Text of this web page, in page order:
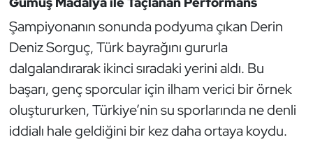
Şampiyonanın sonunda podyuma çıkan Derin
Deniz Sorguç, Türk bayrağını gururla
dalgalandırarak ikinci sıradaki yerini aldı. Bu
başarı, genç sporcular için ilham verici bir örnek
oluştururken, Türkiye’nin su sporlarında ne denli
iddialı hale geldiğini bir kez daha ortaya koydu.
Triatlon
Voleybol
Vücut Geliştirme Fitness
Wushu Kungfu